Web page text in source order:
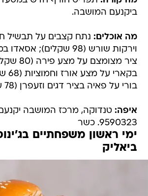
ביקנעם המושבה.
מה אוכלים: נתח קצבים על תבשיל
וירקות שורש (98 שקלים);
ציר
בורי על פאיה בציר דגים וזעפרן (78 שקלים) ועוד.
איפה:
9590323. כשר
ימי ראשון משפחתיים
ביאליק